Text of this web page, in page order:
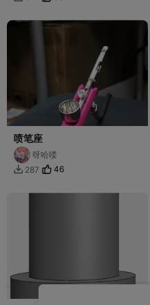
喷笔座
呀哈喽
 287 46